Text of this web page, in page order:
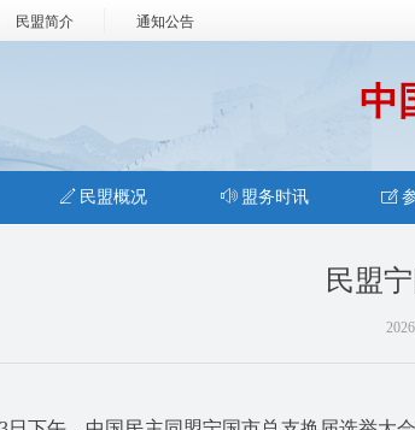
民盟简介 通知公告
中
ꄅ 民盟概况 ꂗ 盟务时讯 ꂐ
民盟